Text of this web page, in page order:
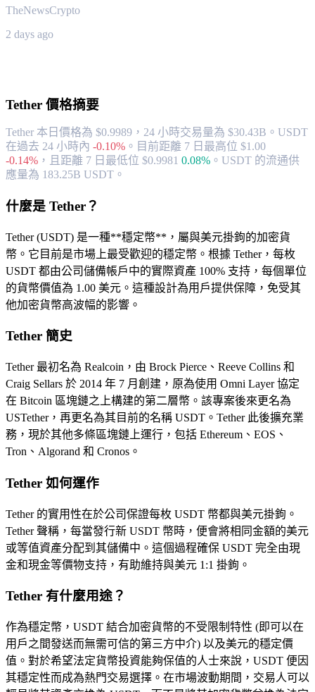
TheNewsCrypto
2 days ago
Tether 價格摘要
Tether 本日價格為 $0.9989，24 小時交易量為 $30.43B。USDT
在過去 24 小時內 -0.10% 。 目前距離 7 日最高位 $1.00
-0.14% ， 且距離 7 日最低位 $0.9981 0.08% 。 USDT 的流通供
應量為 183.25B USDT。
什麼是 Tether？
Tether (USDT) 是一種**穩定幣**，屬與美元掛鉤的加密貨
幣。它目前是市場上最受歡迎的穩定幣。根據 Tether，每枚
USDT 都由公司儲備帳戶中的實際資產 100% 支持，每個單位
的貨幣價值為 1.00 美元。這種設計為用戶提供保障，免受其
他加密貨幣高波幅的影響。
Tether 簡史
Tether 最初名為 Realcoin，由 Brock Pierce、Reeve Collins 和
Craig Sellars 於 2014 年 7 月創建，原為使用 Omni Layer 協定
在 Bitcoin 區塊鏈之上構建的第二層幣。該專案後來更名為
USTether，再更名為其目前的名稱 USDT。Tether 此後擴充業
務，現於其他多條區塊鏈上運行，包括 Ethereum、EOS、
Tron、Algorand 和 Cronos。
Tether 如何運作
Tether 的實用性在於公司保證每枚 USDT 幣都與美元掛鉤。
Tether 聲稱，每當發行新 USDT 幣時，便會將相同金額的美元
或等值資產分配到其儲備中。這個過程確保 USDT 完全由現
金和現金等價物支持，有助維持與美元 1:1 掛鉤。
Tether 有什麼用途？
作為穩定幣，USDT 結合加密貨幣的不受限制特性 (即可以在
用戶之間發送而無需可信的第三方中介) 以及美元的穩定價
值。對於希望法定貨幣投資能夠保值的人士來說，USDT 便因
其穩定性而成為熱門交易選擇。在市場波動期間，交易人可以